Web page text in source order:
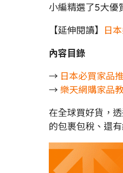
小編精選了5大優
【延伸閱讀】
日
內容目錄
→ 日本必買家品
→ 樂天網購家品
在全球買好貨，
的包裹包稅、還